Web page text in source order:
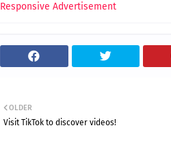
Responsive Advertisement
OLDER
Visit TikTok to discover videos!